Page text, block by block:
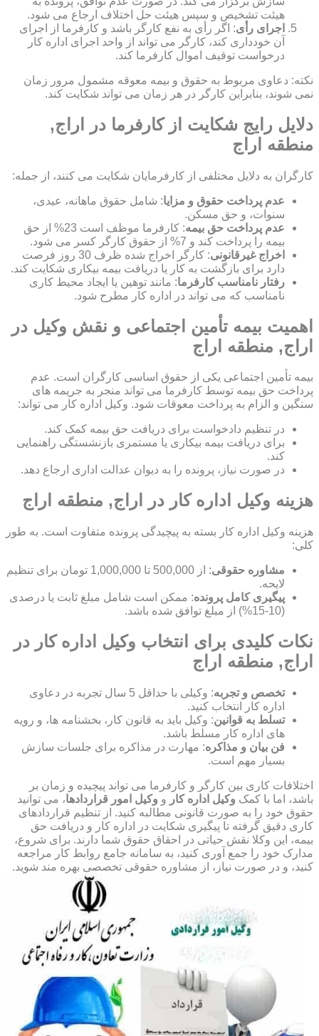
هیئت تشخیص و سپس هیئت حل اختلاف ارجاع می شود.
اجرای رأی: اگر رأی به نفع کارگر باشد و کارفرما از اجرای
آن خودداری کند، کارگر می تواند از واحد اجرای اداره کار
درخواست توقیف اموال کارفرما کند.
نکته: دعاوی مربوط به حقوق و بیمه معوقه مشمول مرور زمان
نمی شوند، بنابراین کارگر در هر زمان می تواند شکایت کند.
دلایل رایج شکایت از کارفرما در اراج,
منطقه اراج
کارگران به دلایل مختلفی از کارفرمایان شکایت می کنند، از جمله:
عدم پرداخت حقوق و مزایا: شامل حقوق ماهانه، عیدی،
سنوات، و حق مسکن.
عدم پرداخت حق بیمه
: کارفرما موظف است 23% از حق
بیمه را پرداخت کند و 7% از حقوق کارگر کسر می شود.
اخراج غیرقانونی
: کارگر اخراج شده ظرف 30 روز فرصت
دارد برای بازگشت به کار یا دریافت بیمه بیکاری شکایت کند.
رفتار نامناسب کارفرما: مانند توهین یا ایجاد محیط کاری
نامناسب که می تواند در اداره کار مطرح شود.
اهمیت بیمه تأمین اجتماعی و نقش وکیل در
اراج, منطقه اراج
بیمه تأمین اجتماعی یکی از حقوق اساسی کارگران است. عدم
پرداخت حق بیمه توسط کارفرما می تواند منجر به جریمه های
سنگین و الزام به پرداخت معوقات شود. وکیل اداره کار می تواند:
در تنظیم دادخواست برای دریافت حق بیمه کمک کند.
برای دریافت بیمه بیکاری یا مستمری بازنشستگی راهنمایی
کند.
در صورت نیاز، پرونده را به دیوان عدالت اداری ارجاع دهد.
هزینه وکیل اداره کار در اراج, منطقه اراج
هزینه وکیل اداره کار بسته به پیچیدگی پرونده متفاوت است. به طور
کلی:
مشاوره حقوقی
: از 500,000 تا 1,000,000 تومان برای تنظیم
لایحه.
پیگیری کامل پرونده: ممکن است شامل مبلغ ثابت یا درصدی
(10-15%) از مبلغ توافق شده باشد.
نکات کلیدی برای انتخاب وکیل اداره کار در
اراج, منطقه اراج
تخصص و تجربه
: وکیلی با حداقل 5 سال تجربه در دعاوی
اداره کار انتخاب کنید.
تسلط به قوانین: وکیل باید به قانون کار، بخشنامه ها، و رویه
های اداره کار مسلط باشد.
فن بیان و مذاکره: مهارت در مذاکره برای جلسات سازش
بسیار مهم است.
اختلافات کاری بین کارگر و کارفرما می تواند پیچیده و زمان بر
باشد، اما با کمک وکیل اداره کار و وکیل امور قراردادها، می توانید
حقوق خود را به صورت قانونی مطالبه کنید. از تنظیم قراردادهای
کاری دقیق گرفته تا پیگیری شکایت در اداره کار و دریافت حق
بیمه، این وکلا نقش حیاتی در احقاق حقوق شما دارند. برای شروع،
مدارک خود را جمع آوری کنید، به سامانه جامع روابط کار مراجعه
کنید، و در صورت نیاز، از مشاوره حقوقی تخصصی بهره مند شوید.